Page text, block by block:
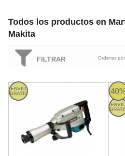
Todos los productos en
Makita
FILTRAR
Ordenar
ENVIO
GRATIS
Martillo picador Makita HM1304 -